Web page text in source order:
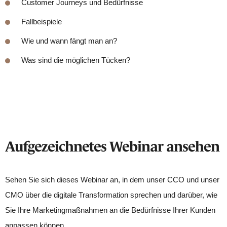
Customer Journeys und Bedürfnisse
Fallbeispiele
Wie und wann fängt man an?
Was sind die möglichen Tücken?
Aufgezeichnetes Webinar ansehen
Sehen Sie sich dieses Webinar an, in dem unser CCO und unser
CMO über die digitale Transformation sprechen und darüber, wie
Sie Ihre Marketingmaßnahmen an die Bedürfnisse Ihrer Kunden
anpassen können.